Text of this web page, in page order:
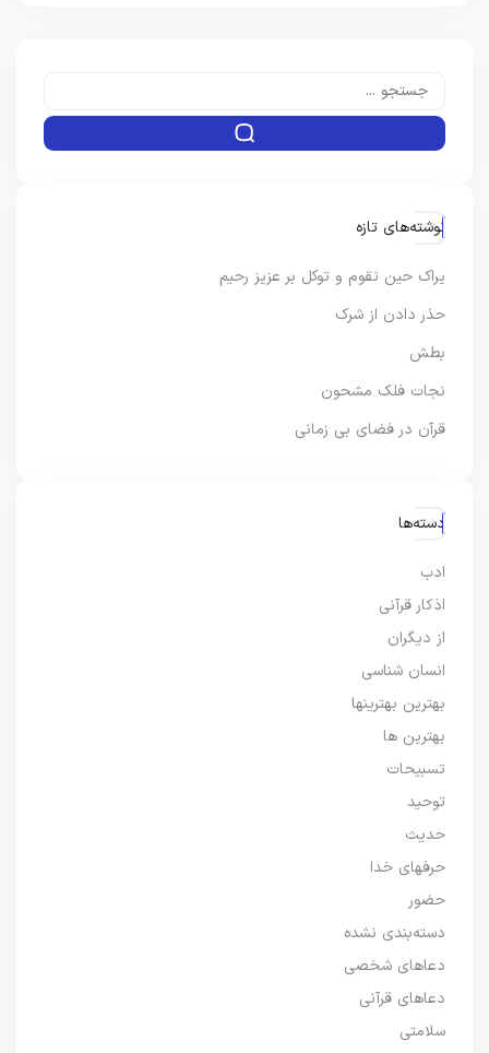
نوشته‌های تازه
یراک حین تقوم و توکل بر عزیز رحیم
حذر دادن از شرک
بطش
نجات فلک مشحون
قرآن در فضای بی زمانی
دسته‌ها
ادب
اذکار قرآنی
از دیگران
انسان شناسی
بهترین بهترینها
بهترین ها
تسبیحات
توحید
حدیث
حرفهای خدا
حضور
دسته‌بندی نشده
دعاهای شخصی
دعاهای قرآنی
سلامتی